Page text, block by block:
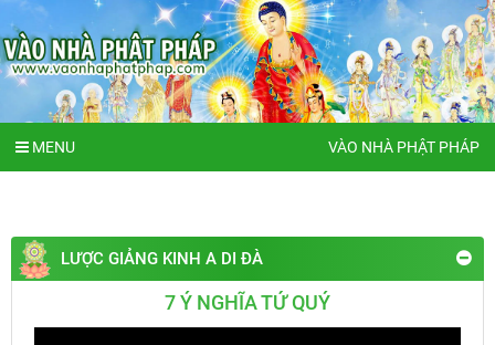
MENU VÀO NHÀ PHẬT PHÁP
LƯỢC GIẢNG KINH A DI ĐÀ
7 Ý NGHĨA TỨ QUÝ